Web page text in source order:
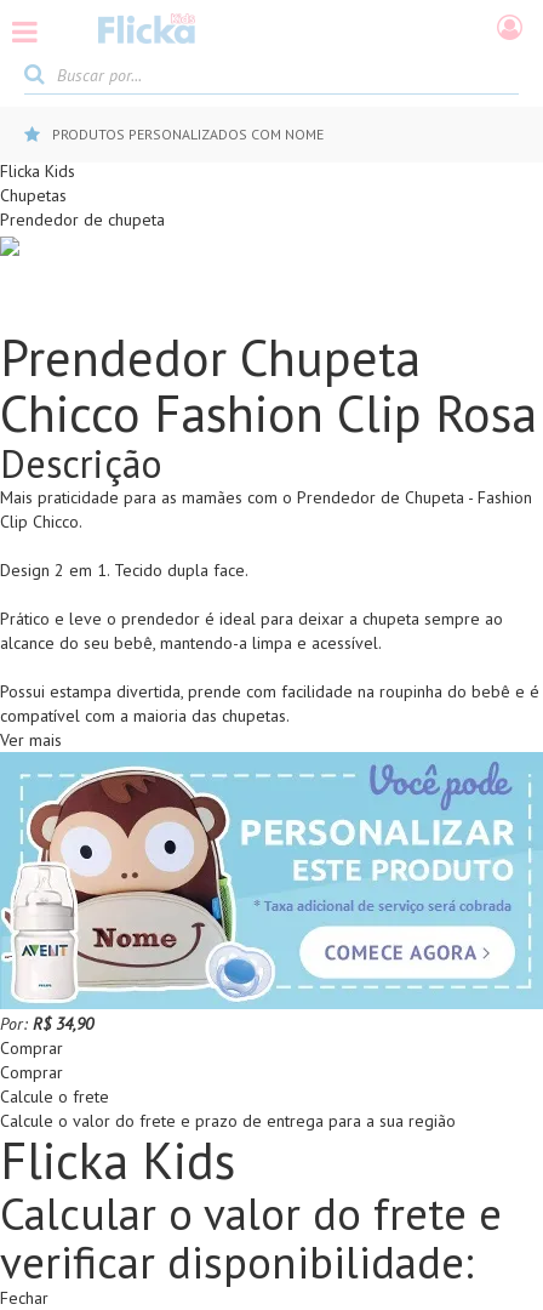
PRODUTOS PERSONALIZADOS COM NOME
Flicka Kids
Chupetas
Prendedor de chupeta
Prendedor Chupeta
Chicco Fashion Clip Rosa
Descrição
Mais praticidade para as mamães com o Prendedor de Chupeta - Fashion
Clip Chicco.
Design 2 em 1. Tecido dupla face.
Prático e leve o prendedor é ideal para deixar a chupeta sempre ao
alcance do seu bebê, mantendo-a limpa e acessível.
Possui estampa divertida, prende com facilidade na roupinha do bebê e é
compatível com a maioria das chupetas.
Ver mais
Por: R$ 34,90
Comprar
Comprar
Calcule o frete
Calcule o valor do frete e prazo de entrega para a sua região
Flicka Kids
Calcular o valor do frete e
verificar disponibilidade:
Fechar